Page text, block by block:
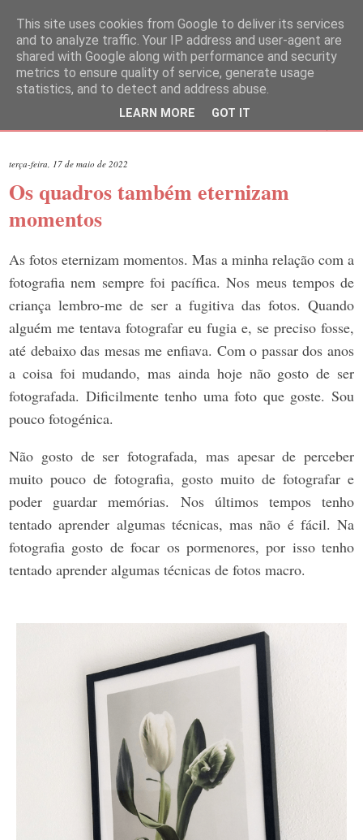
terça-feira, 17 de maio de 2022
Os quadros também eternizam
momentos
As fotos eternizam momentos. Mas a minha relação com a
fotografia nem sempre foi pacífica. Nos meus tempos de
criança lembro-me de ser a fugitiva das fotos. Quando
alguém me tentava fotografar eu fugia e, se preciso fosse,
até debaixo das mesas me enfiava. Com o passar dos anos
a coisa foi mudando, mas ainda hoje não gosto de ser
fotografada. Dificilmente tenho uma foto que goste. Sou
pouco fotogénica.
Não gosto de ser fotografada, mas apesar de perceber
muito pouco de fotografia, gosto muito de fotografar e
poder guardar memórias. Nos últimos tempos tenho
tentado aprender algumas técnicas, mas não é fácil. Na
fotografia gosto de focar os pormenores, por isso tenho
tentado aprender algumas técnicas de fotos macro.
This site uses cookies from Google to deliver its services
and to analyze traffic. Your IP address and user-agent are
shared with Google along with performance and security
metrics to ensure quality of service, generate usage
statistics, and to detect and address abuse.
LEARN MORE GOT IT